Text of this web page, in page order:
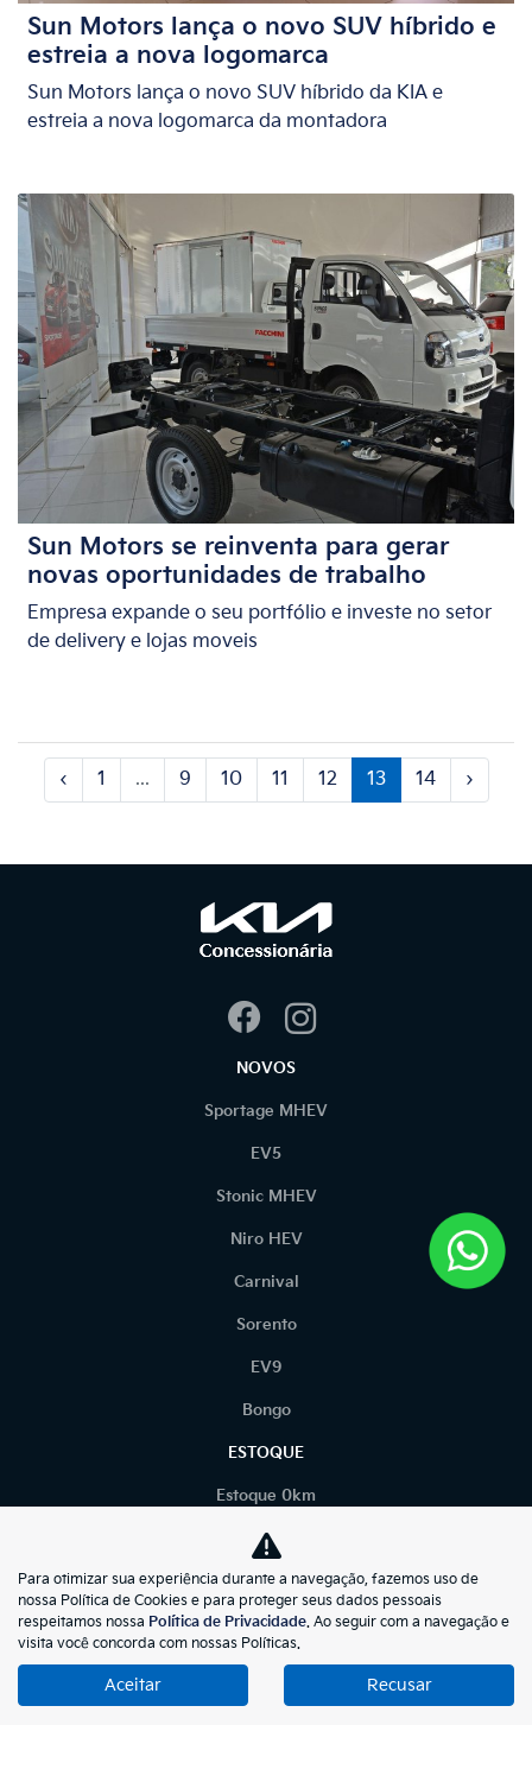
Sun Motors lança o novo SUV híbrido e
estreia a nova logomarca
Sun Motors lança o novo SUV híbrido da KIA e
estreia a nova logomarca da montadora
Sun Motors se reinventa para gerar
novas oportunidades de trabalho
Empresa expande o seu portfólio e investe no setor
de delivery e lojas moveis
‹ 1 ... 9 10 11 12 13 14 ›
NOVOS
Sportage MHEV
EV5
Stonic MHEV
Niro HEV
Carnival
Sorento
EV9
Bongo
ESTOQUE
Estoque 0km
Seminovos Certificados
Seminovos
PÓS-VENDAS
Peças e Acessórios
Serviços
Para otimizar sua experiência durante a navegação, fazemos uso de
nossa Política de Cookies e para proteger seus dados pessoais
respeitamos nossa Política de Privacidade. Ao seguir com a navegação e
visita você concorda com nossas Políticas.
Aceitar Recusar